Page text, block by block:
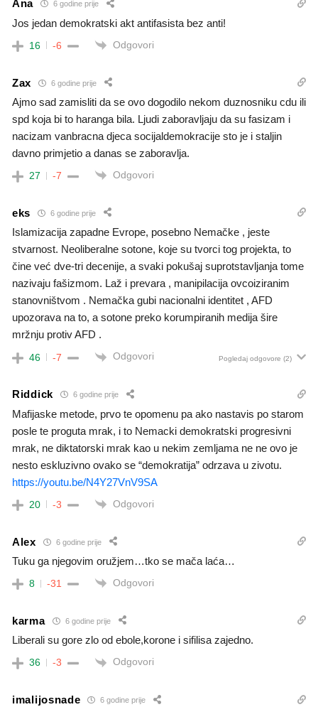
Ana 6 godine prije
Jos jedan demokratski akt antifasista bez anti!
16 -6 Odgovori
Zax 6 godine prije
Ajmo sad zamisliti da se ovo dogodilo nekom duznosniku cdu ili
spd koja bi to haranga bila. Ljudi zaboravljaju da su fasizam i
nacizam vanbracna djeca socijaldemokracije sto je i staljin
davno primjetio a danas se zaboravlja.
27 -7 Odgovori
eks 6 godine prije
Islamizacija zapadne Evrope, posebno Nemačke , jeste
stvarnost. Neoliberalne sotone, koje su tvorci tog projekta, to
čine već dve-tri decenije, a svaki pokušaj suprotstavljanja tome
nazivaju fašizmom. Laž i prevara , manipilacija ovcoiziranim
stanovništvom . Nemačka gubi nacionalni identitet , AFD
upozorava na to, a sotone preko korumpiranih medija šire
mržnju protiv AFD .
46 -7 Odgovori Pogledaj odgovore (2)
Riddick 6 godine prije
Mafijaske metode, prvo te opomenu pa ako nastavis po starom
posle te proguta mrak, i to Nemacki demokratski progresivni
mrak, ne diktatorski mrak kao u nekim zemljama ne ne ovo je
nesto eskluzivno ovako se “demokratija” odrzava u zivotu.
https://youtu.be/N4Y27VnV9SA
20 -3 Odgovori
Alex 6 godine prije
Tuku ga njegovim oružjem…tko se mača laća…
8 -31 Odgovori
karma 6 godine prije
Liberali su gore zlo od ebole,korone i sifilisa zajedno.
36 -3 Odgovori
imalijosnade 6 godine prije